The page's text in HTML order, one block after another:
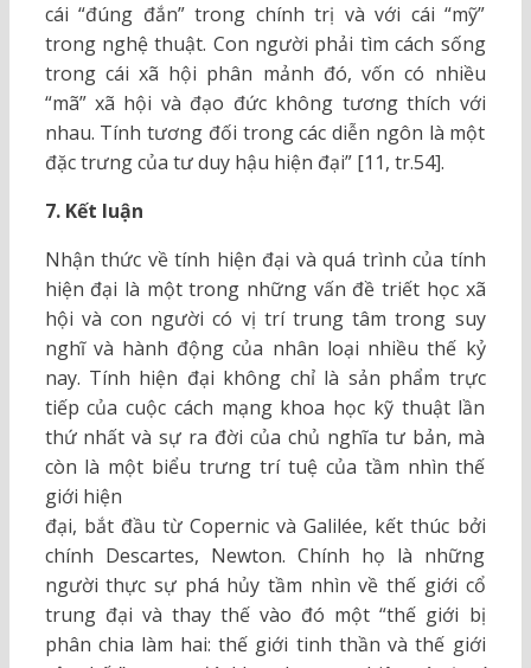
cái “đúng đắn” trong chính trị và với cái “mỹ”
trong nghệ thuật. Con người phải tìm cách sống
trong cái xã hội phân mảnh đó, vốn có nhiều
“mã” xã hội và đạo đức không tương thích với
nhau. Tính tương đối trong các diễn ngôn là một
đặc trưng của tư duy hậu hiện đại” [11, tr.54].
7. Kết luận
Nhận thức về tính hiện đại và quá trình của tính
hiện đại là một trong những vấn đề triết học xã
hội và con người có vị trí trung tâm trong suy
nghĩ và hành động của nhân loại nhiều thế kỷ
nay. Tính hiện đại không chỉ là sản phẩm trực
tiếp của cuộc cách mạng khoa học kỹ thuật lần
thứ nhất và sự ra đời của chủ nghĩa tư bản, mà
còn là một biểu trưng trí tuệ của tầm nhìn thế
giới hiện
đại, bắt đầu từ Copernic và Galilée, kết thúc bởi
chính Descartes, Newton. Chính họ là những
người thực sự phá hủy tầm nhìn về thế giới cổ
trung đại và thay thế vào đó một “thế giới bị
phân chia làm hai: thế giới tinh thần và thế giới